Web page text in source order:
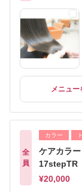
メニュー
全
員
カラー
ケアカラ
17stepTR
¥20,000